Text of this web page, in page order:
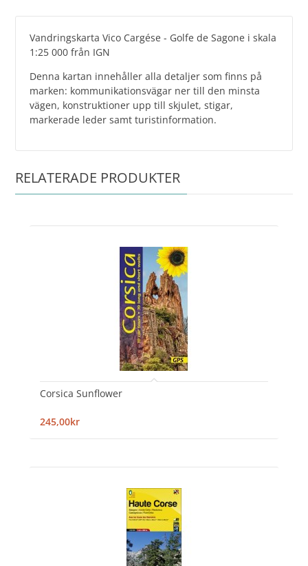
Vandringskarta Vico Cargése - Golfe de Sagone i skala
1:25 000 från IGN
Denna kartan innehåller alla detaljer som finns på
marken: kommunikationsvägar ner till den minsta
vägen, konstruktioner upp till skjulet, stigar,
markerade leder samt turistinformation.
RELATERADE PRODUKTER
Corsica Sunflower
245,00kr